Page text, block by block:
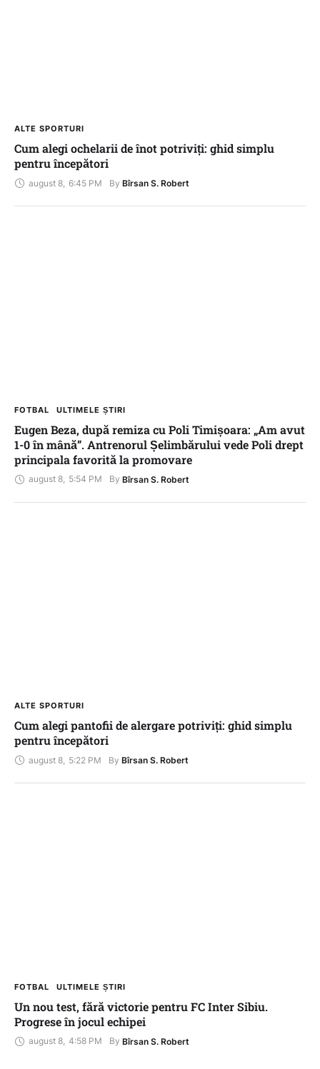
ALTE SPORTURI
Cum alegi ochelarii de înot potriviți: ghid simplu
pentru începători
august 8 6:45 PM By Bîrsan S. Robert
FOTBAL ULTIMELE ȘTIRI
Eugen Beza, după remiza cu Poli Timișoara: „Am avut
1-0 în mână”. Antrenorul Șelimbărului vede Poli drept
principala favorită la promovare
august 8, 5:54 PM By Bîrsan S. Robert
ALTE SPORTURI
Cum alegi pantofii de alergare potriviți: ghid simplu
pentru începători
august 8 5:22 PM By Bîrsan S. Robert
FOTBAL ULTIMELE ȘTIRI
Un nou test, fără victorie pentru FC Inter Sibiu.
Progrese în jocul echipei
august 8, 4:58 PM By Bîrsan S. Robert